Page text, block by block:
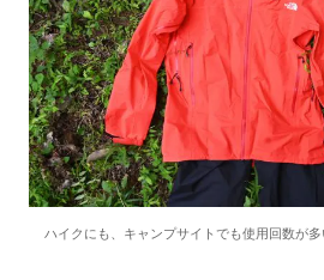
ハイクにも、キャンプサイトでも使用回数が多